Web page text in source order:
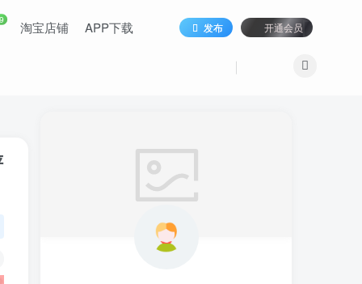
淘宝店铺 APP下载 发布 开通会员